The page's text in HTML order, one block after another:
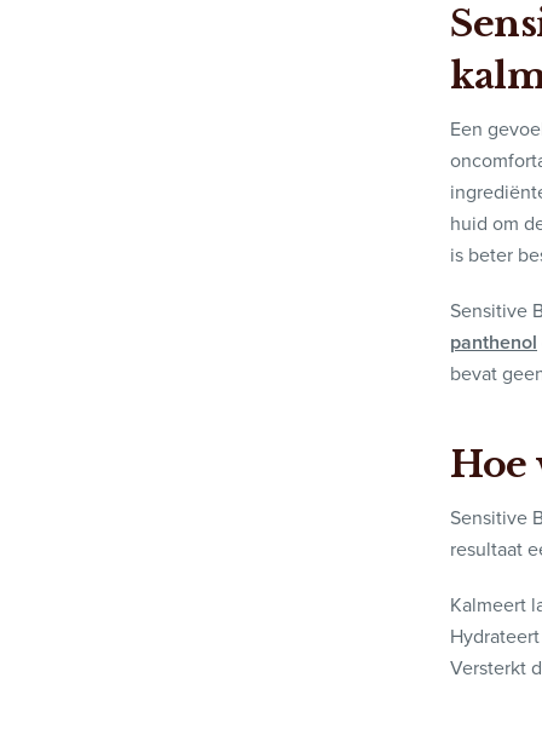
Een
huid om
is beter
Sensitive
panthenol
bevat
Hoe
Sensitive
resultaat
Kalmeert
Versterkt